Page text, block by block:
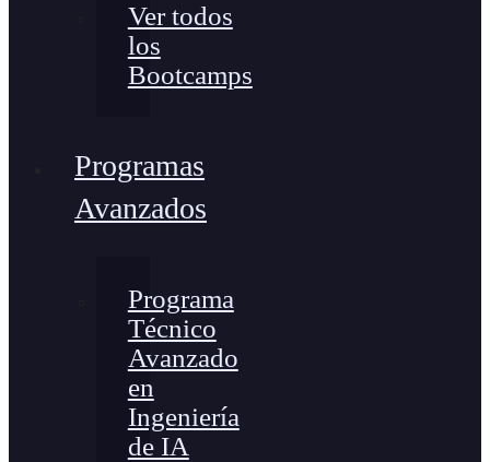
Ver todos
los
Bootcamps
Programas
Avanzados
Programa
Técnico
Avanzado
en
Ingeniería
de IA